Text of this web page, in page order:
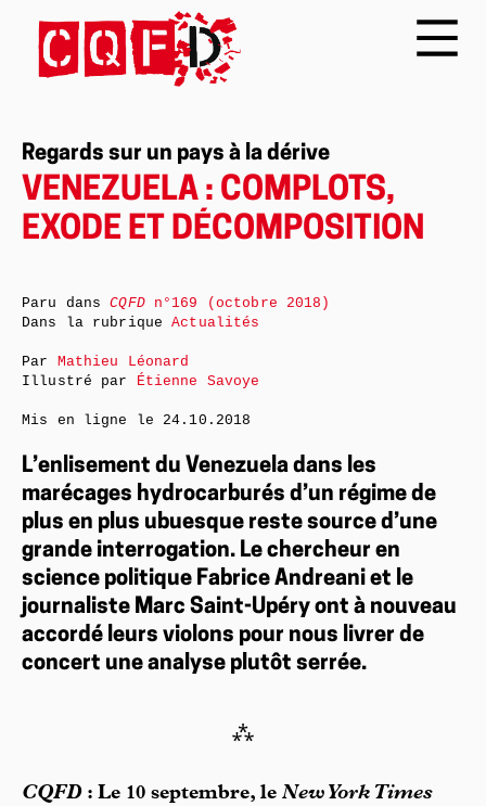
Regards sur un pays à la dérive
VENEZUELA : COMPLOTS,
EXODE ET DÉCOMPOSITION
L’enlisement du Venezuela dans les
marécages hydrocarburés d’un régime de
plus en plus ubuesque reste source d’une
grande interrogation. Le chercheur en
science politique Fabrice Andreani et le
journaliste Marc Saint-Upéry ont à nouveau
accordé leurs violons pour nous livrer de
concert une analyse plutôt serrée.
⁂
CQFD: Le 10 septembre, le New York Times
Paru dansCQFDn°169 (octobre 2018)
Dans la rubriqueActualités
Par Mathieu Léonard
Illustré par Étienne Savoye
Mis en ligne le 24.10.2018